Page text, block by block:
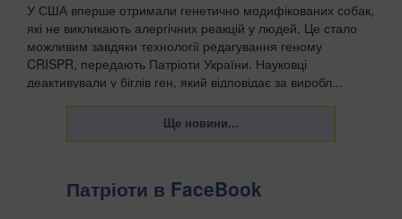
У США вперше отримали генетично модифікованих собак,
які не викликають алергічних реакцій у людей. Це стало
можливим завдяки технології редагування геному
CRISPR, передають Патріоти України. Науковці
деактивували у біглів ген, який відповідає за виробл...
Патріоти в FaceBook